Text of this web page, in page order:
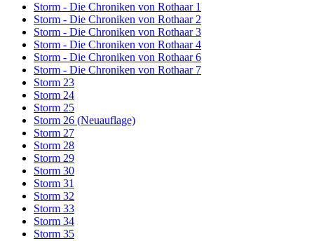
Storm - Die Chroniken von Rothaar 1
Storm - Die Chroniken von Rothaar 2
Storm - Die Chroniken von Rothaar 3
Storm - Die Chroniken von Rothaar 4
Storm - Die Chroniken von Rothaar 6
Storm - Die Chroniken von Rothaar 7
Storm 23
Storm 24
Storm 25
Storm 26 (Neuauflage)
Storm 27
Storm 28
Storm 29
Storm 30
Storm 31
Storm 32
Storm 33
Storm 34
Storm 35